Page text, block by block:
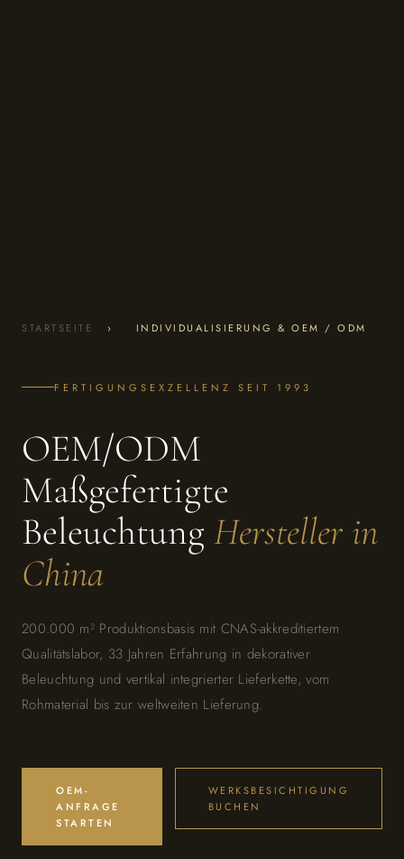
STARTSEITE › INDIVIDUALISIERUNG & OEM / ODM
FERTIGUNGSEXZELLENZ SEIT 1993
OEM/ODM
Maßgefertigte
Beleuchtung Hersteller in
China
200.000 m² Produktionsbasis mit CNAS-akkreditiertem
Qualitätslabor, 33 Jahren Erfahrung in dekorativer
Beleuchtung und vertikal integrierter Lieferkette, vom
Rohmaterial bis zur weltweiten Lieferung.
OEM-
ANFRAGE
STARTEN
WERKSBESICHTIGUNG
BUCHEN